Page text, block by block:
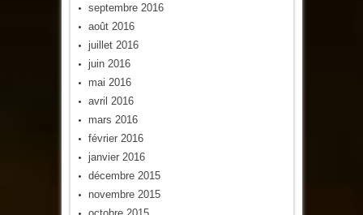
septembre 2016
août 2016
juillet 2016
juin 2016
mai 2016
avril 2016
mars 2016
février 2016
janvier 2016
décembre 2015
novembre 2015